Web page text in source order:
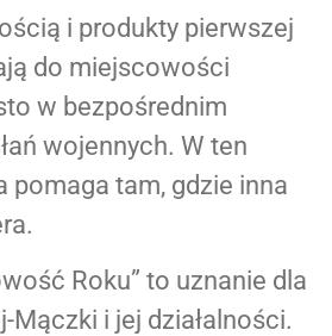
i produkty pierwszej
do miejscowości
w bezpośrednim
wojennych. W ten
pomaga tam, gdzie inna
Roku” to uznanie dla
Mączki i jej działalności.